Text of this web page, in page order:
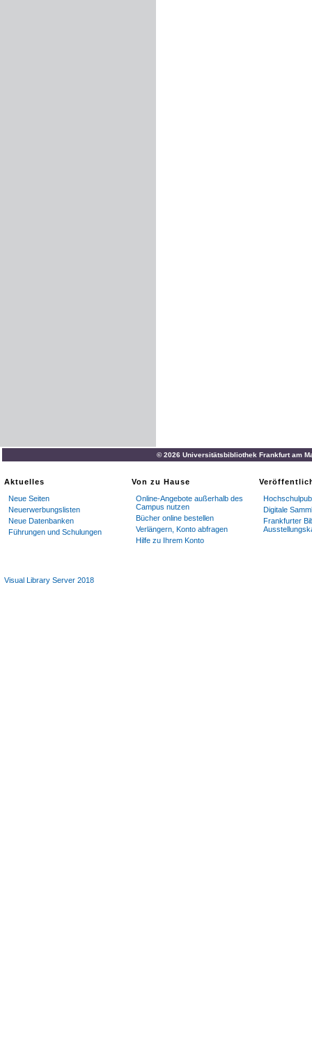
© 2026 Universitätsbibliothek Frankfurt am
Aktuelles
Neue Seiten
Neuerwerbungslisten
Neue Datenbanken
Führungen und Schulungen
Von zu Hause
Online-Angebote außerhalb des
Campus nutzen
Bücher online bestellen
Verlängern, Konto abfragen
Hilfe zu Ihrem Konto
Digitale
Frankfurter
Visual Library Server 2018